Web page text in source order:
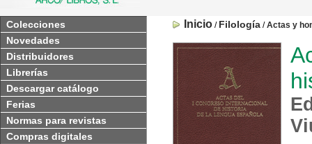
Colecciones
Novedades
Distribuidores
Librerías
Descargar catálogo
Ferias
Normas para revistas
Compras digitales
Inicio / Filología /Actas y